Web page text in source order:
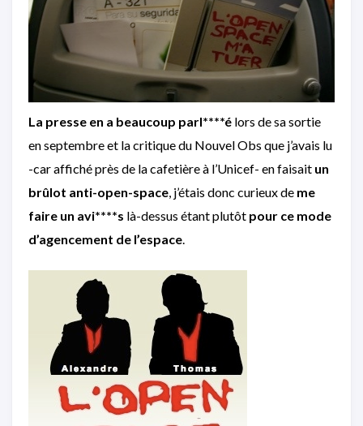
La presse en a beaucoup parl****é lors de sa sortie
en septembre et la critique du Nouvel Obs que j’avais lu
-car affiché près de la cafetière à l’Unicef- en faisait un
brûlot anti-open-space , j’étais donc curieux de me
faire un avi****s là-dessus étant plutôt pour ce mode
d’agencement de l’espace